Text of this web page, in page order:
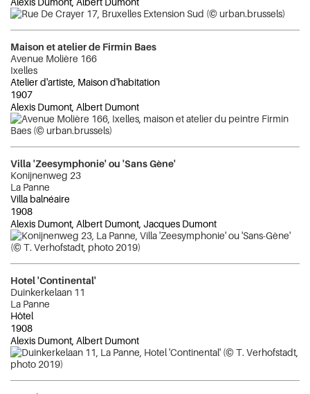
Maison et atelier de Firmin Baes
Avenue Molière 166
Ixelles
Atelier d'artiste, Maison d'habitation
1907
Alexis Dumont, Albert Dumont
Villa 'Zeesymphonie' ou 'Sans Gène'
Konijnenweg 23
La Panne
Villa balnéaire
1908
Alexis Dumont, Albert Dumont, Jacques Dumont
Hotel 'Continental'
Duinkerkelaan 11
La Panne
Hôtel
1908
Alexis Dumont, Albert Dumont